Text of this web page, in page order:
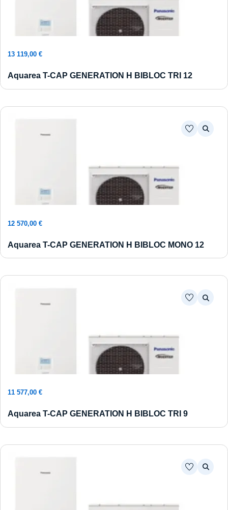
13 119,00 €
Aquarea T-CAP GENERATION H BIBLOC TRI 12
12 570,00 €
Aquarea T-CAP GENERATION H BIBLOC MONO 12
11 577,00 €
Aquarea T-CAP GENERATION H BIBLOC TRI 9